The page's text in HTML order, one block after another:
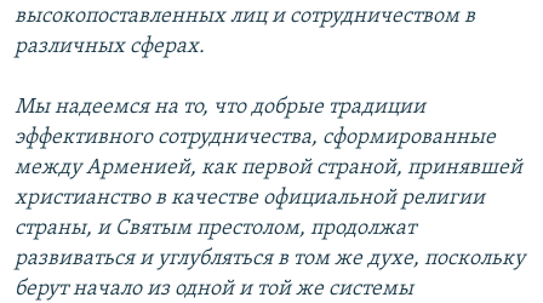
высокопоставленных лиц и сотрудничеством в
различных сферах.
Мы надеемся на то, что добрые традиции
эффективного сотрудничества, сформированные
между Арменией, как первой страной, принявшей
христианство в качестве официальной религии
страны, и Святым престолом, продолжат
развиваться и углубляться в том же духе, поскольку
берут начало из одной и той же системы